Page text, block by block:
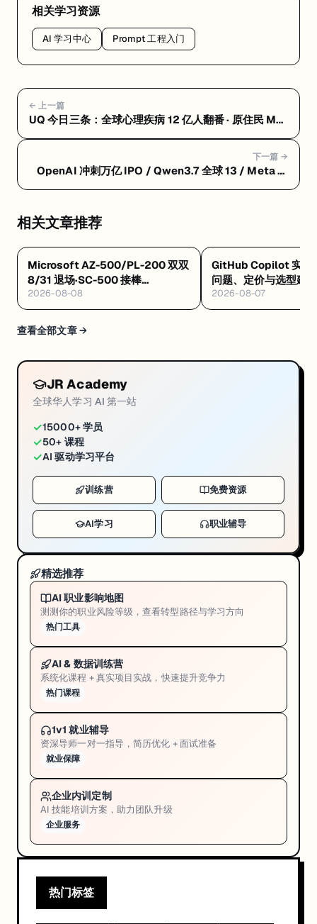
相关学习资源
AI 学习中心 Prompt 工程入门
← 上一篇
UQ 今日三条：全球心理疾病 12 亿人翻番 · 原住民 MD
下一篇 →
OpenAI 冲刺万亿 IPO / Qwen3.7 全球 13 / Meta 裁
相关文章推荐
Microsoft AZ-500/PL-200 双双
8/31 退场·SC-500 接棒
·Databricks GenAI 工程认证解析
·Google GEAR 免费 AI 课
2026-08-08
GitHub Copilot 实战
问题、定价与选型建议
2026-08-07
查看全部文章 →
JR Academy
全球华人学习 AI 第一站
✓15000+ 学员
✓50+ 课程
✓AI 驱动学习平台
训练营 免费资源
AI学习 职业辅导
精选推荐
AI 职业影响地图
测测你的职业风险等级，查看转型路径与学习方向
热门工具
AI & 数据训练营
系统化课程 + 真实项目实战，快速提升竞争力
热门课程
1v1 就业辅导
资深导师一对一指导，简历优化 + 面试准备
就业保障
企业内训定制
AI 技能培训方案，助力团队升级
企业服务
热门标签